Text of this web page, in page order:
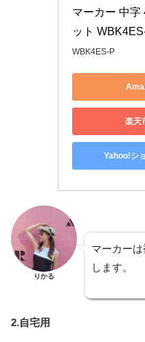
マーカー 中字
ット
WBK4ES-P
楽天
Yahoo!シ
りかる
マーカー
します。
2.自宅用